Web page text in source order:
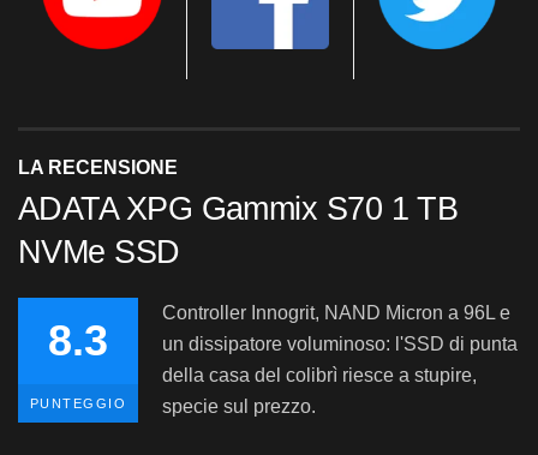
LA RECENSIONE
ADATA XPG Gammix S70 1 TB
NVMe SSD
8.3
PUNTEGGIO
Controller Innogrit, NAND Micron a 96L e
un dissipatore voluminoso: l'SSD di punta
della casa del colibrì riesce a stupire,
specie sul prezzo.